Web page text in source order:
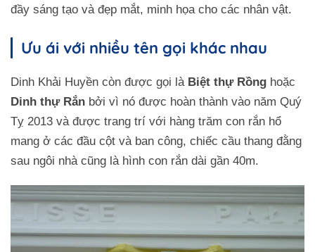
đầy sáng tạo và đẹp mắt, minh họa cho các nhân vật.
Ưu ái với nhiều tên gọi khác nhau
Dinh Khải Huyền còn được gọi là Biệt thự Rồng hoặc
Dinh thự Rắn bởi vì nó được hoàn thành vào năm Quý
Tỵ 2013 và được trang trí với hàng trăm con rắn hổ
mang ở các đầu cột và ban công, chiếc cầu thang đằng
sau ngôi nhà cũng là hình con rắn dài gần 40m.